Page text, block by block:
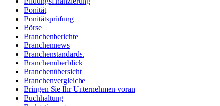
Bonität
Bonitätsprüfung
Börse
Branchenberichte
Branchennews
Branchenstandards.
Branchenüberblick
Branchenübersicht
Branchenvergleiche
Bringen Sie Ihr Unternehmen voran
Buchhaltung